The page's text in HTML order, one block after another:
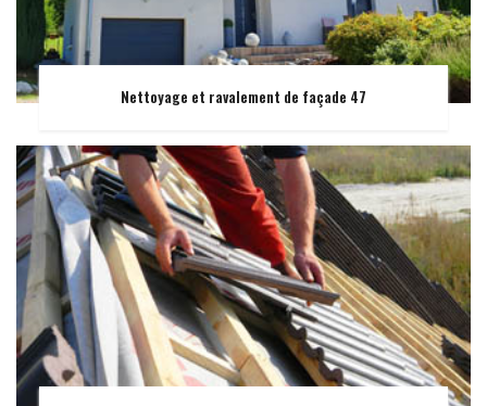
Nettoyage et ravalement de façade 47